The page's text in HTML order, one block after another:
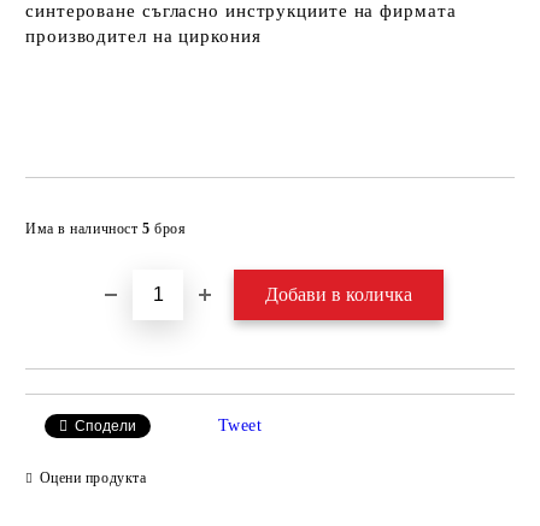
синтероване съгласно инструкциите на фирмата
производител на циркония
Има в наличност 5 броя
Сподели Tweet
Оцени продукта